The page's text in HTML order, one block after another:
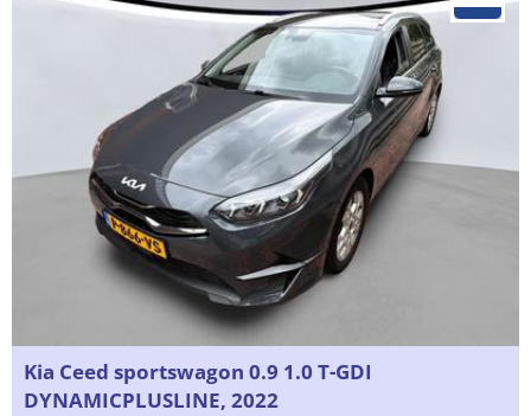
Kia Ceed sportswagon 0.9 1.0 T-GDI
DYNAMICPLUSLINE, 2022